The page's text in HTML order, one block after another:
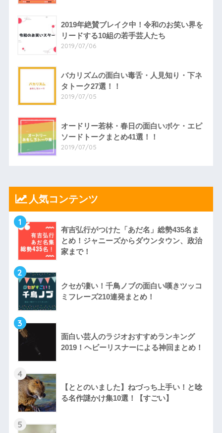
2019年絶賛ブレイク中！令和のお笑い界を
リードする10組の若手芸人たち
2019/07/06
バカリズムの面白い毒舌・人見知り・下ネ
タトーク27選！！
2019/07/05
オードリー若林・春日の面白いボケ・エピ
ソードトークまとめ41選！！
2019/07/05
人気コンテンツ
1
有吉弘行がつけた「あだ名」総勢435名ま
とめ！ジャニーズからダウンタウン、政治
家まで！
2
クセが凄い！千鳥ノブの面白い嘆きツッコ
ミフレーズ210連発まとめ！
3
面白い芸人のラジオおすすめランキング
2019！ヘビーリスナーによる神回まとめ！
4
【ととのいました】ねづっち上手い！と唸
る名作謎かけ集10選！【すごい】
5